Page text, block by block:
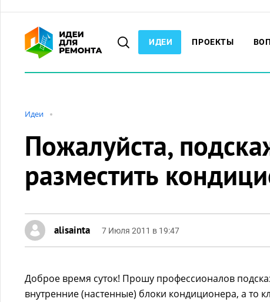
ИДЕИ ПРОЕКТЫ
Идеи
Пожалуйста,
разместить
alisainta 7 Июля 2011 в 19:47
Доброе время суток! Прошу профессионалов
внутренние (настенные) блоки кондиционера, а то